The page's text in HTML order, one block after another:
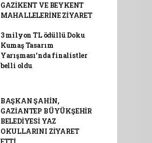
GAZİKENT VE BEYKENT
MAHALLELERİNE ZİYARET
3 milyon TL ödüllü Doku
Kumaş Tasarım
Yarışması’nda finalistler
belli oldu
BAŞKAN ŞAHİN,
GAZİANTEP BÜYÜKŞEHİR
BELEDİYESİ YAZ
OKULLARINI ZİYARET
ETTİ